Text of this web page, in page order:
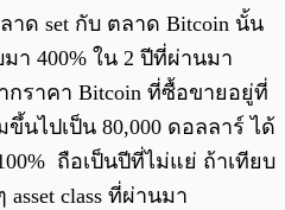
ด set กับ ตลาด Bitcoin นั้น
า 400% ใน 2 ปีที่ผ่านมา
กราคา Bitcoin ที่ซื้อขายอยู่ที่
ขึ้นไปเป็น 80,000 ดอลลาร์ ได้
ถือเป็นปีที่ไม่แย่ ถ้าเทียบ
asset class ที่ผ่านมา